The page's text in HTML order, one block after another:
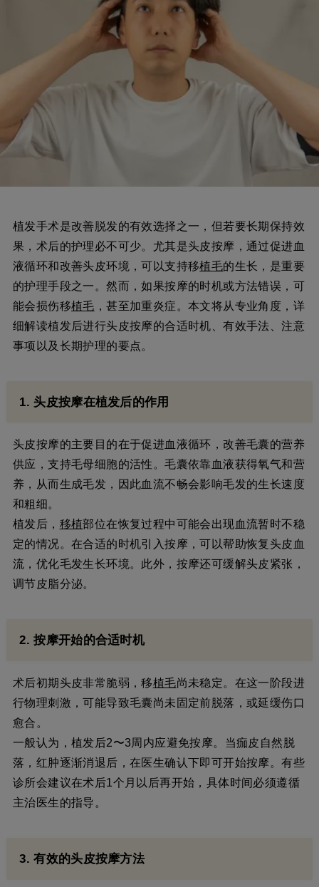
植发手术是改善脱发的有效选择之一，但若要长期保持效
果，术后的护理必不可少。尤其是头皮按摩，通过促进血
液循环和改善头皮环境，可以支持移植毛的生长，是重要
的护理手段之一。然而，如果按摩的时机或方法错误，可
能会损伤移植毛 ，甚至加重炎症。本文将从专业角度，详
细解读植发后进行头皮按摩的合适时机、有效手法、注意
事项以及长期护理的要点。
1. 头皮按摩在植发后的作用
头皮按摩的主要目的在于促进血液循环，改善毛囊的营养
供应，支持毛母细胞的活性。毛囊依靠血液获得氧气和营
养，从而生成毛发，因此血流不畅会影响毛发的生长速度
和粗细。
植发后， 移植部位在恢复过程中可能会出现血流暂时不稳
定的情况。在合适的时机引入按摩，可以帮助恢复头皮血
流，优化毛发生长环境。此外，按摩还可缓解头皮紧张，
调节皮脂分泌。
2. 按摩开始的合适时机
术后初期头皮非常脆弱，移植毛尚未稳定。在这一阶段进
行物理刺激，可能导致毛囊尚未固定前脱落，或延缓伤口
愈合。
一般认为，植发后2〜3周内应避免按摩。当痂皮自然脱
落，红肿逐渐消退后，在医生确认下即可开始按摩。有些
诊所会建议在术后1个月以后再开始，具体时间必须遵循
主治医生的指导。
3. 有效的头皮按摩方法